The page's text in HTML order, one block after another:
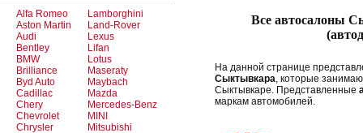
Alfa Romeo
Aston Martin
Audi
Bentley
BMW
Brilliance
Byd Auto
Cadillac
Chery
Chevrolet
Chrysler
Lamborghini
Land-Rover
Lexus
Lifan
Lotus
Maseraty
Maybach
Mazda
Mercedes-Benz
MINI
Mitsubishi
Все автосалоны
На данной странице
Сыктывкара, которые
Сыктывкаре. Представленные
маркам автомобилей.